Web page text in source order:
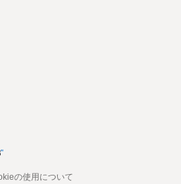
の使用について